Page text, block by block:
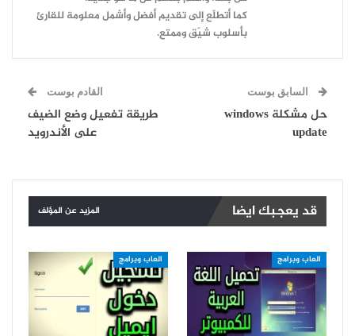
كما أتطلّع إلى تقديم أفضل وأشمل معلومة للقارئ
بأسلوب شيّق وممتع.
السابق بوست
حل مشكلة windows
update
القادم بوست
طريقة تفعيل وضع الضيف
على الأندرويد
قد يعجبك ايضا المزيد عن المؤلف
العاب وبرامج العاب وبرامج